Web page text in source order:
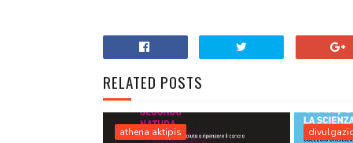
RELATED POSTS
athena aktipis